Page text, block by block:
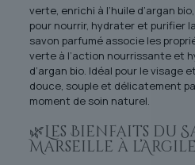
verte, enrichi à l’huile d’argan
pour nourrir, hydrater et purifier
savon parfumé associe les
verte à l’action nourrissante et
d’argan bio. Idéal pour le visage
douce, souple et délicatement
moment de soin naturel.
🌿Les Bienfaits du
Marseille à